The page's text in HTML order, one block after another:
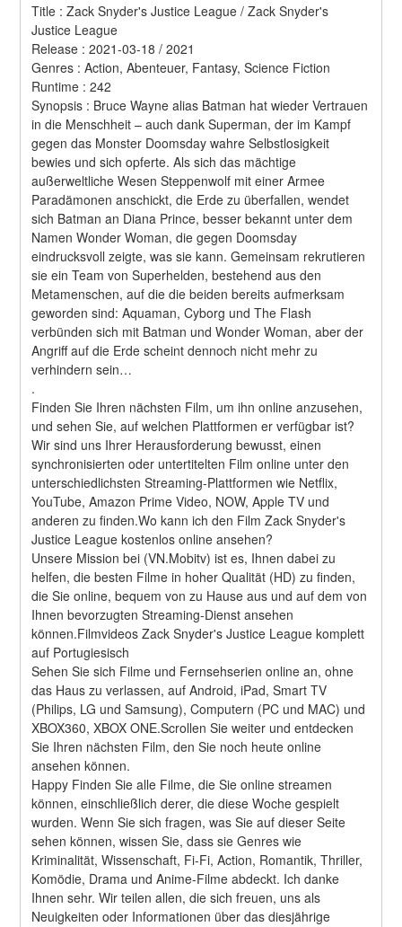
Title : Zack Snyder's Justice League / Zack Snyder's
Justice League
Release : 2021-03-18 / 2021
Genres : Action, Abenteuer, Fantasy, Science Fiction
Runtime : 242
Synopsis : Bruce Wayne alias Batman hat wieder Vertrauen
in die Menschheit – auch dank Superman, der im Kampf
gegen das Monster Doomsday wahre Selbstlosigkeit
bewies und sich opferte. Als sich das mächtige
außerweltliche Wesen Steppenwolf mit einer Armee
Paradämonen anschickt, die Erde zu überfallen, wendet
sich Batman an Diana Prince, besser bekannt unter dem
Namen Wonder Woman, die gegen Doomsday
eindrucksvoll zeigte, was sie kann. Gemeinsam rekrutieren
sie ein Team von Superhelden, bestehend aus den
Metamenschen, auf die die beiden bereits aufmerksam
geworden sind: Aquaman, Cyborg und The Flash
verbünden sich mit Batman und Wonder Woman, aber der
Angriff auf die Erde scheint dennoch nicht mehr zu
verhindern sein…
.
Finden Sie Ihren nächsten Film, um ihn online anzusehen,
und sehen Sie, auf welchen Plattformen er verfügbar ist?
Wir sind uns Ihrer Herausforderung bewusst, einen
synchronisierten oder untertitelten Film online unter den
unterschiedlichsten Streaming-Plattformen wie Netflix,
YouTube, Amazon Prime Video, NOW, Apple TV und
anderen zu finden.Wo kann ich den Film Zack Snyder's
Justice League kostenlos online ansehen?
Unsere Mission bei (VN.Mobitv) ist es, Ihnen dabei zu
helfen, die besten Filme in hoher Qualität (HD) zu finden,
die Sie online, bequem von zu Hause aus und auf dem von
Ihnen bevorzugten Streaming-Dienst ansehen
können.Filmvideos Zack Snyder's Justice League komplett
auf Portugiesisch
Sehen Sie sich Filme und Fernsehserien online an, ohne
das Haus zu verlassen, auf Android, iPad, Smart TV
(Philips, LG und Samsung), Computern (PC und MAC) und
XBOX360, XBOX ONE.Scrollen Sie weiter und entdecken
Sie Ihren nächsten Film, den Sie noch heute online
ansehen können.
Happy Finden Sie alle Filme, die Sie online streamen
können, einschließlich derer, die diese Woche gespielt
wurden. Wenn Sie sich fragen, was Sie auf dieser Seite
sehen können, wissen Sie, dass sie Genres wie
Kriminalität, Wissenschaft, Fi-Fi, Action, Romantik, Thriller,
Komödie, Drama und Anime-Filme abdeckt. Ich danke
Ihnen sehr. Wir teilen allen, die sich freuen, uns als
Neuigkeiten oder Informationen über das diesjährige